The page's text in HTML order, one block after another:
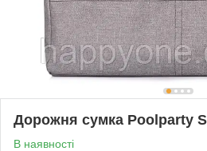
Дорожня сумка Poolparty
В наявності